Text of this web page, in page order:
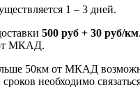
1 – 3 дней.
500 руб + 30 руб/км
от МКАД.
50км от МКАД
необходимо